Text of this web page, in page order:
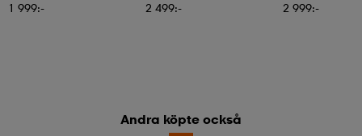
1 999:- 2 499:- 2 999:-
Andra köpte också